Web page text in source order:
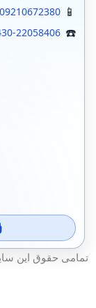
09210672380
22058406